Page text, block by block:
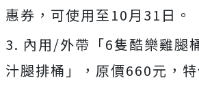
惠券，可使用至10月31日。
3. 內用/外帶「6隻酷樂雞腿
汁腿排桶」，原價660元，